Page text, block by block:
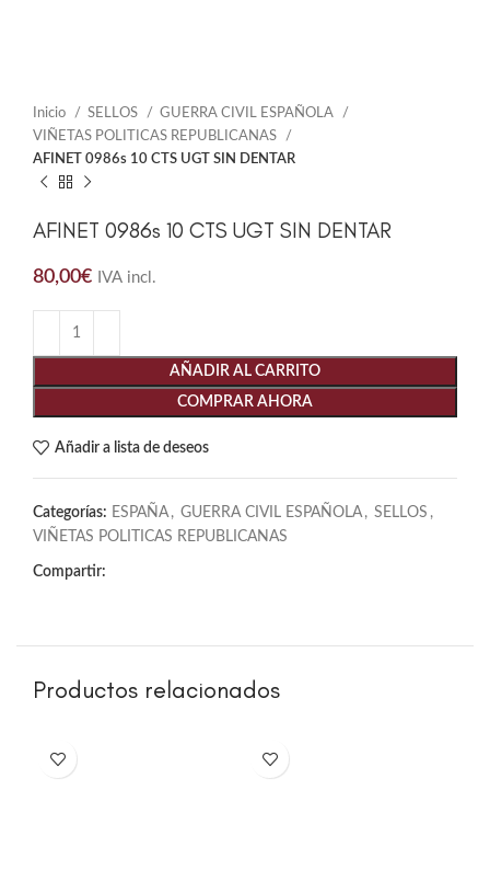
Inicio SELLOS
GUERRA CIVIL ESPAÑOLA
VIÑETAS POLITICAS REPUBLICANAS
AFINET 0986s 10 CTS UGT SIN DENTAR
AFINET 0986s 10 CTS UGT SIN DENTAR
80,00€ IVA incl.
AÑADIR AL CARRITO
COMPRAR AHORA
Añadir a lista de deseos
Categorías: ESPAÑA , GUERRA CIVIL ESPAÑOLA , SELLOS ,
VIÑETAS POLITICAS REPUBLICANAS
Compartir:
Productos relacionados